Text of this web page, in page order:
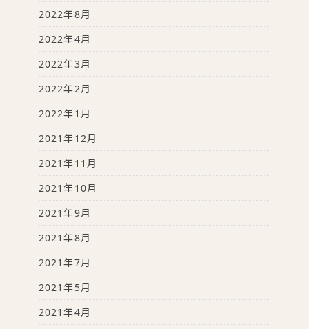
2022年8月
2022年4月
2022年3月
2022年2月
2022年1月
2021年12月
2021年11月
2021年10月
2021年9月
2021年8月
2021年7月
2021年5月
2021年4月